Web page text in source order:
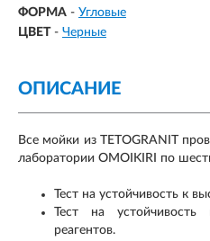
ФОРМА - Угловые
ЦВЕТ - Черные
ОПИСАНИЕ
Все мойки из TETOGRANIT
лаборатории OMOIKIRI по
Тест на устойчивость к
Тест на устойчивость
реагентов.